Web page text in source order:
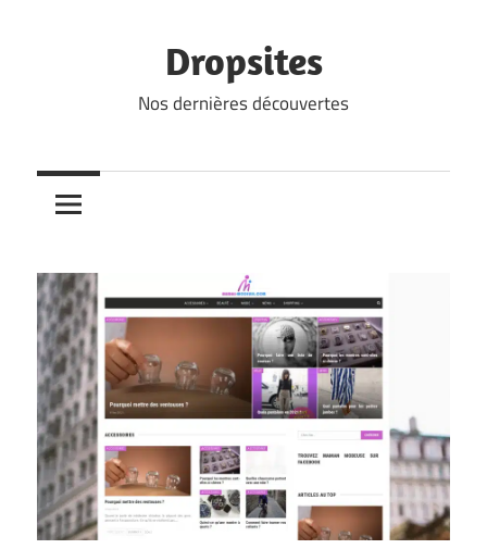
Dropsites
Nos dernières découvertes